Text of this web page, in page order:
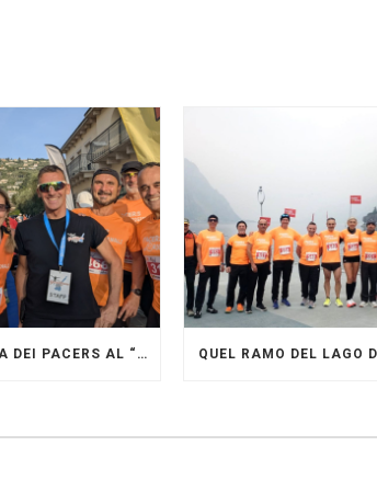
GRANDE FESTA DEI PACERS AL “GARDA LAKE RUNNING FESTIVAL” QUEL RAMO DEL LAGO